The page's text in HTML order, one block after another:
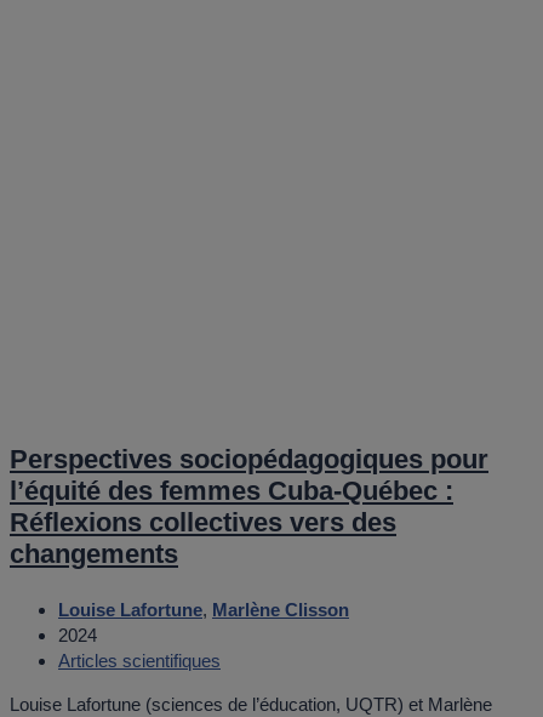
Perspectives sociopédagogiques pour
l’équité des femmes Cuba-Québec :
Réflexions collectives vers des
changements
Louise Lafortune, Marlène Clisson
2024
Articles scientifiques
Louise Lafortune (sciences de l’éducation, UQTR) et Marlène